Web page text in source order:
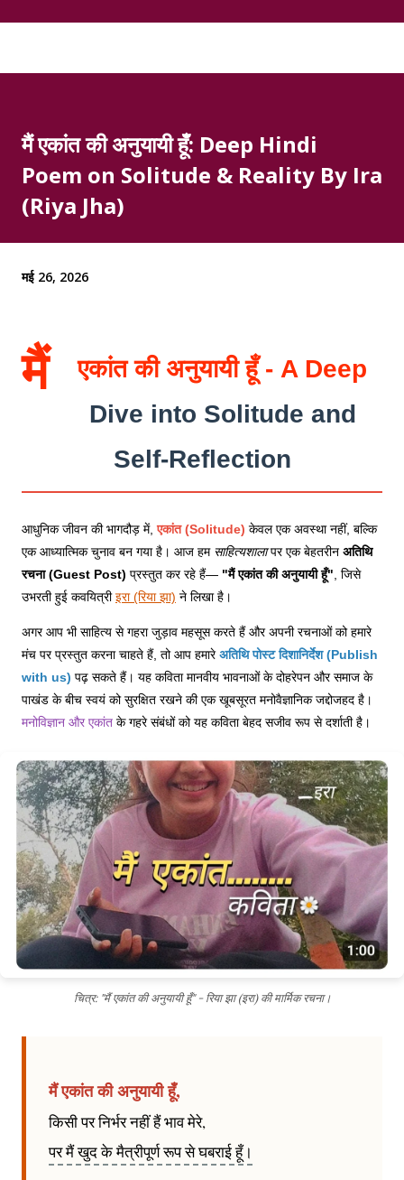
मैं एकांत की अनुयायी हूँ: Deep Hindi
Poem on Solitude & Reality By Ira
(Riya Jha)
मई 26, 2026
मैं
एकांत की अनुयायी हूँ - A Deep
Dive into Solitude and
Self-Reflection
आधुनिक जीवन की भागदौड़ में,एकांत (Solitude) केवल एक अवस्था नहीं, बल्कि
एक आध्यात्मिक चुनाव बन गया है। आज हम साहित्यशालापर एक बेहतरीन अतिथि
रचना (Guest Post) प्रस्तुत कर रहे हैं— "मैं एकांत की अनुयायी हूँ" , जिसे
उभरती हुई कवयित्रीइरा (रिया झा) ने लिखा है।
अगर आप भी साहित्य से गहरा जुड़ाव महसूस करते हैं और अपनी रचनाओं को हमारे
मंच पर प्रस्तुत करना चाहते हैं, तो आप हमारेअतिथि पोस्ट दिशानिर्देश (Publish
with us) पढ़ सकते हैं। यह कविता मानवीय भावनाओं के दोहरेपन और समाज के
पाखंड के बीच स्वयं को सुरक्षित रखने की एक खूबसूरत मनोवैज्ञानिक जद्दोजहद है।
मनोविज्ञान और एकांत के गहरे संबंधों को यह कविता बेहद सजीव रूप से दर्शाती है।
चित्र: "मैं एकांत की अनुयायी हूँ" - रिया झा (इरा) की मार्मिक रचना।
मैं एकांत की अनुयायी हूँ,
किसी पर निर्भर नहीं हैं भाव मेरे,
पर मैं खुद के मैत्रीपूर्ण रूप से घबराई हूँ।